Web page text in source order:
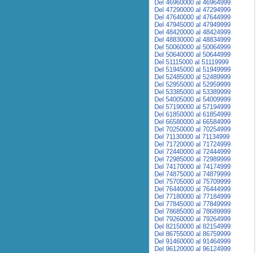
Del 46960000 al 46964999
Del 47290000 al 47294999
Del 47640000 al 47644999
Del 47945000 al 47949999
Del 48420000 al 48424999
Del 48830000 al 48834999
Del 50060000 al 50064999
Del 50640000 al 50644999
Del 51115000 al 51119999
Del 51945000 al 51949999
Del 52485000 al 52489999
Del 52955000 al 52959999
Del 53385000 al 53389999
Del 54005000 al 54009999
Del 57190000 al 57194999
Del 61850000 al 61854999
Del 66580000 al 66584999
Del 70250000 al 70254999
Del 71130000 al 71134999
Del 71720000 al 71724999
Del 72440000 al 72444999
Del 72985000 al 72989999
Del 74170000 al 74174999
Del 74875000 al 74879999
Del 75705000 al 75709999
Del 76440000 al 76444999
Del 77180000 al 77184999
Del 77845000 al 77849999
Del 78685000 al 78689999
Del 79260000 al 79264999
Del 82150000 al 82154999
Del 86755000 al 86759999
Del 91460000 al 91464999
Del 96120000 al 96124999